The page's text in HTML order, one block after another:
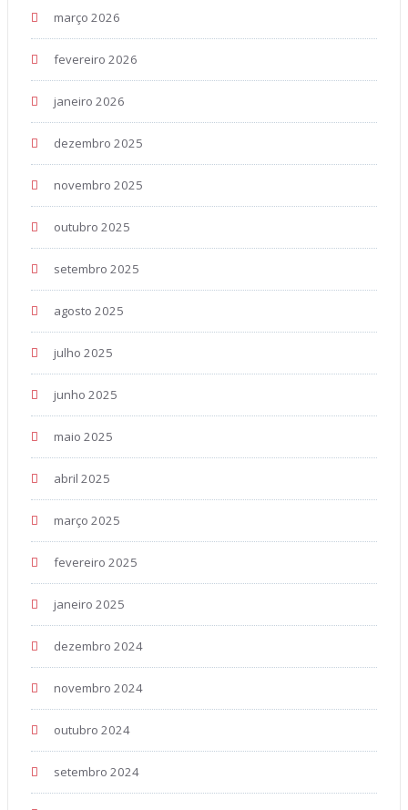
março 2026
fevereiro 2026
janeiro 2026
dezembro 2025
novembro 2025
outubro 2025
setembro 2025
agosto 2025
julho 2025
junho 2025
maio 2025
abril 2025
março 2025
fevereiro 2025
janeiro 2025
dezembro 2024
novembro 2024
outubro 2024
setembro 2024